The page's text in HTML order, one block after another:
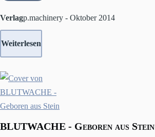
Verlagp.machinery - Oktober 2014
Weiterlesen
BLUTWACHE - Geboren aus Stein